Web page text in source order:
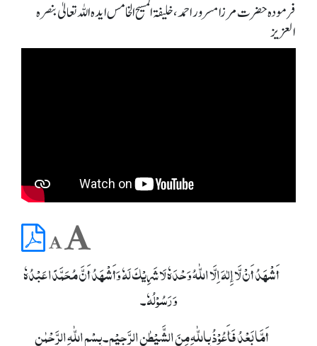
فرمودہ حضرت مرزا مسرور احمد، خلیفۃ المسیح الخامس ایدہ اللہ تعالیٰ بنصرہ
العزیز
أَشْھَدُ أَنْ لَّا إِلٰہَ اِلَّا اللّٰہُ وَحْدَہٗ لَا شَرِیْکَ لَہٗ وَأَشْھَدُ أَنَّ مُحَمَّدًا عَبْدُہٗ
وَ رَسُوْلُہٗ۔
أَمَّا بَعْدُ فَأَعُوْذُ بِاللّٰہِ مِنَ الشَّیْطٰنِ الرَّجِیْمِ۔ بِسۡمِ اللّٰہِ الرَّحۡمٰنِ